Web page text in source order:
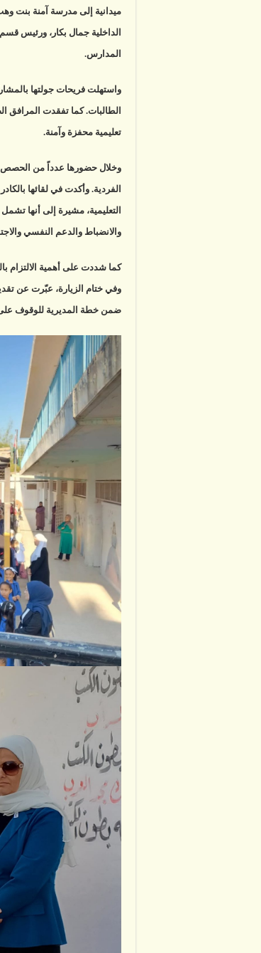
ميدانية إلى مدرسة آمنة بنت
الداخلية جمال بكار، ورئيس قسم
المدارس.
واستهلت فريحات جولتها
الطالبات. كما تفقدت المرافق
تعليمية محفزة وآمنة.
وخلال حضورها عدداً من الحصص
الفردية. وأكدت في لقائها
التعليمية، مشيرة إلى أنها
والانضباط والدعم النفسي
كما شددت على أهمية الالتزام
وفي ختام الزيارة، عبّرت عن
ضمن خطة المديرية للوقوف على